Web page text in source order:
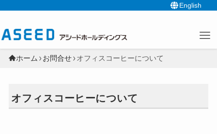
English
ホーム お問合せ オフィスコーヒーについて
オフィスコーヒーについて